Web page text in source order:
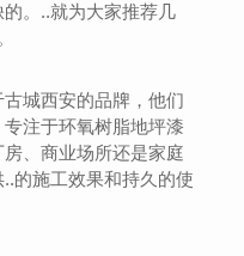
。..就为大家推荐几
城西安的品牌，他们
注于环氧树脂地坪漆
、商业场所还是家庭
的施工效果和持久的使